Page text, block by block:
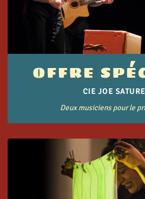
OFFRE
CIE JOE SATURE
Deux musiciens pour le